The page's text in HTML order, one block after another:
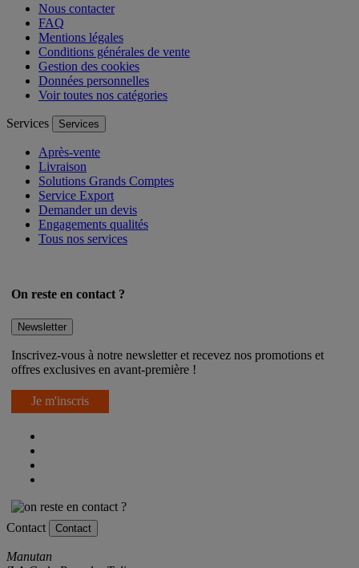
Nous contacter
FAQ
Mentions légales
Conditions générales de vente
Gestion des cookies
Données personnelles
Voir toutes nos catégories
Services Services
Après-vente
Livraison
Solutions Grands Comptes
Service Export
Demander un devis
Engagements qualités
Tous nos services
On reste en contact ?
Newsletter
Inscrivez-vous à notre newsletter et recevez nos promotions et
offres exclusives en avant-première !
Je m'inscris
Contact Contact
Manutan